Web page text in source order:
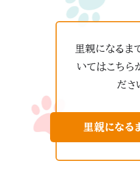
里親になるま
いてはこちら
ださ
里親になる